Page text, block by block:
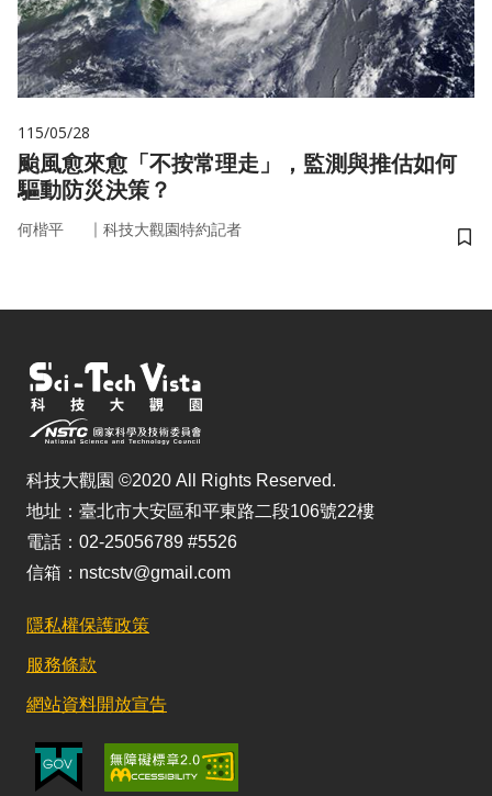
115/05/28
颱風愈來愈「不按常理走」，監測與推估如何
驅動防災決策？
何楷平 ｜ 科技大觀園特約記者
儲
科技大觀園 ©2020 All Rights Reserved.
地址：臺北市大安區和平東路二段106號22樓
電話：02-25056789 #5526
信箱：nstcstv@gmail.com
隱私權保護政策
服務條款
網站資料開放宣告